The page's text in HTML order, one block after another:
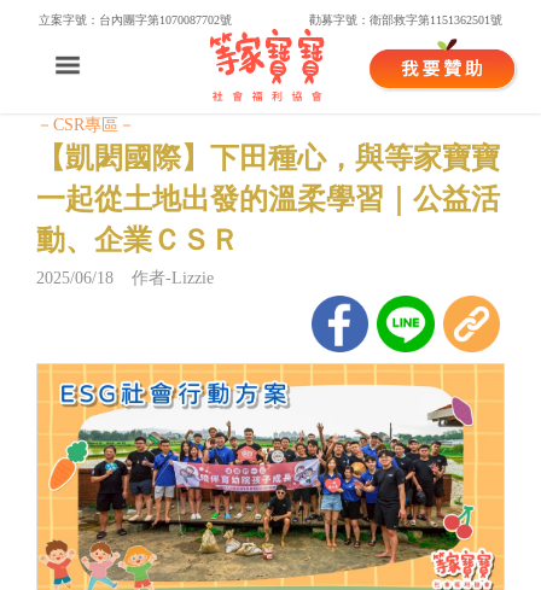
立案字號：台內團字第1070087702號 勸募字號：衛部救字第1151362501號
－CSR專區－
【凱閎國際】下田種心，與等家寶寶
一起從土地出發的溫柔學習｜公益活
動、企業ＣＳＲ
2025/06/18 作者-Lizzie